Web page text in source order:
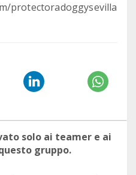
protectoradoggysevilla
solo ai teamer e ai
gruppo.